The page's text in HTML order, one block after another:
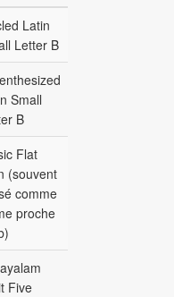
Latin
Letter B
Small
B
Flat
(souvent
comme
proche
Five